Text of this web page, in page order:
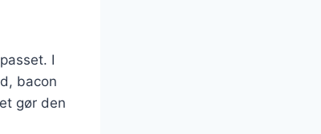
I
bacon
gør den